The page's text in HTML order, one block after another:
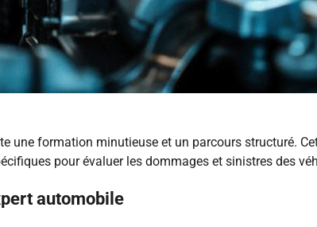
une formation minutieuse et un parcours structuré.
pour évaluer les dommages et sinistres des
automobile